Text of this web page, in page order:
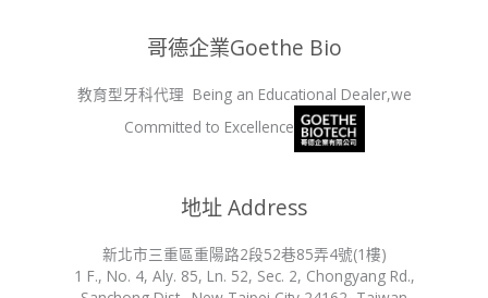
哥德企業Goethe Bio
教育型牙科代理 Being an Educational Dealer,we
Committed to Excellence
地址 Address
新北市三重區重陽路2段52巷85弄4號(1樓)
1 F., No. 4, Aly. 85, Ln. 52, Sec. 2, Chongyang Rd.,